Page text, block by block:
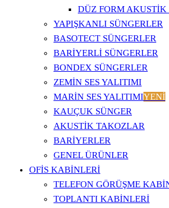
DÜZ FORM AKUSTIK
YAPIŞKANLI SÜNGERLER
BASOTECT SÜNGERLER
BARIYERLI SÜNGERLER
BONDEX SÜNGERLER
ZEMIN SES YALITIMI
MARIN SES YALITIMIYENİ
KAUÇUK SÜNGER
AKUSTIK TAKOZLAR
BARIYERLER
GENEL ÜRÜNLER
OFİS KABİNLERİ
TELEFON GÖRÜŞME
TOPLANTI KABINLERI